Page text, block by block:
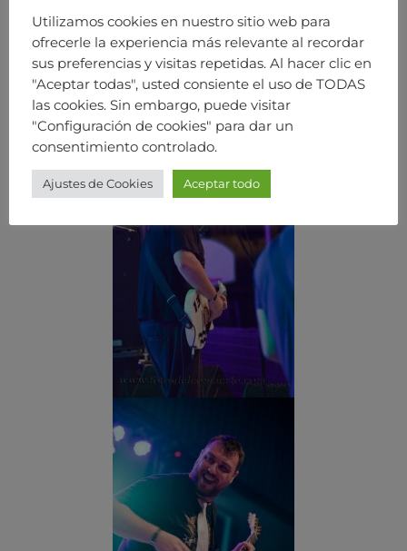
Utilizamos cookies en nuestro sitio web para
ofrecerle la experiencia más relevante al recordar
sus preferencias y visitas repetidas. Al hacer clic en
"Aceptar todas", usted consiente el uso de TODAS
las cookies. Sin embargo, puede visitar
"Configuración de cookies" para dar un
consentimiento controlado.
Ajustes de Cookies Aceptar todo